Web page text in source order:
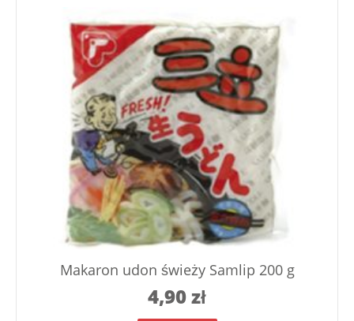
Makaron udon świeży Samlip 200 g
4,90zł